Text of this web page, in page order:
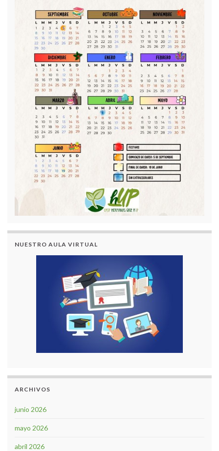
NUESTRO AULA VIRTUAL
ARCHIVOS
junio 2026
mayo 2026
abril 2026